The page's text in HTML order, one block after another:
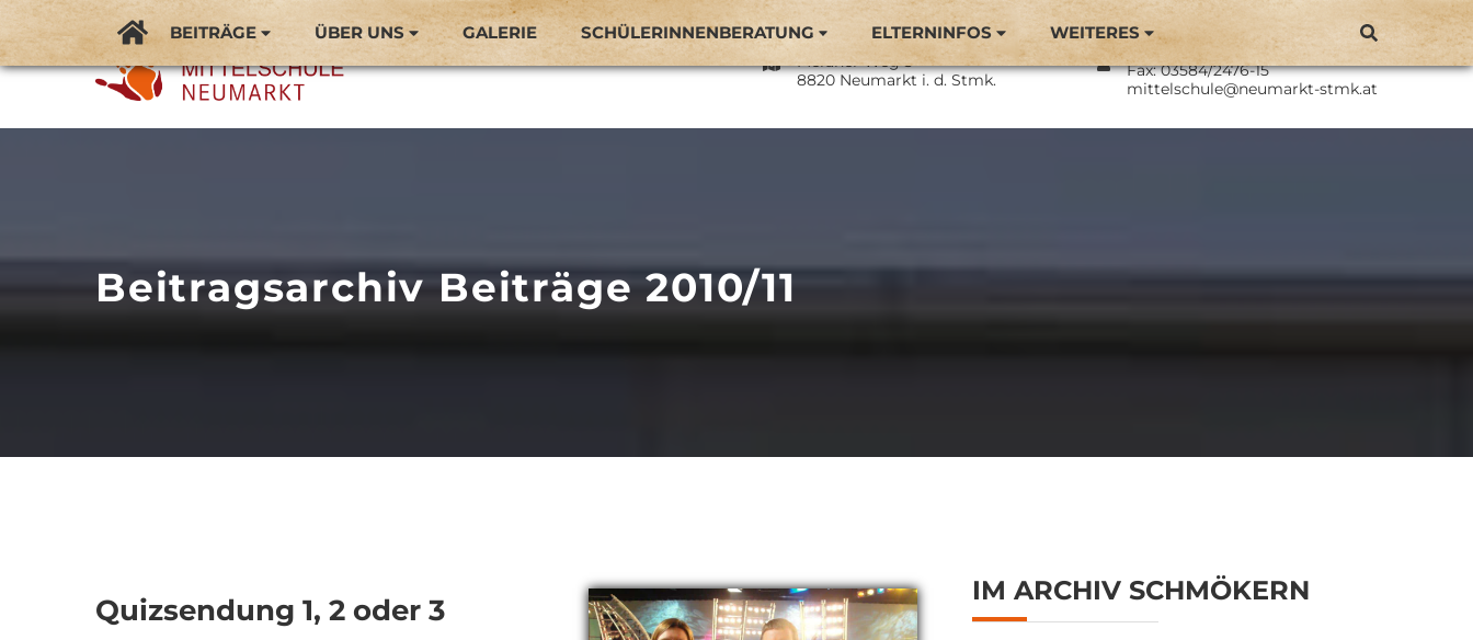
Naturparkmittelschule Neumarkt
Meraner Weg 3
8820 Neumarkt i. d. Stmk.
Direktor: BEd Philipp Langmaier
Tel.: 03584/2476
Fax: 03584/2476-15
mittelschule@neumarkt-stmk.at
BEITRÄGE ÜBER UNS GALERIE SCHÜLERINNENBERATUNG ELTERNINFOS WEITERES
Beitragsarchiv Beiträge 2010/11
Quizsendung 1, 2 oder 3
IM ARCHIV SCHMÖKERN